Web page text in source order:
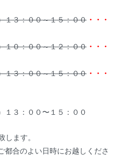
１３：００～１５：００・・・
１０：００～１２：００・・・
１３：００～１５：００・・・
１３：００〜１５：００
します。
合のよい日時にお越しくださ